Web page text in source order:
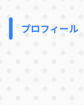
プロフィール